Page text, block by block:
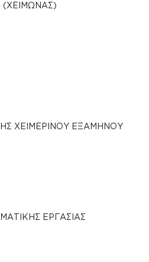
(ΧΕΙΜΏΝΑΣ)
ΧΕΙΜΕΡΙΝΟΎ ΕΞΑΜΉΝΟΥ
ΕΡΓΑΣΊΑΣ